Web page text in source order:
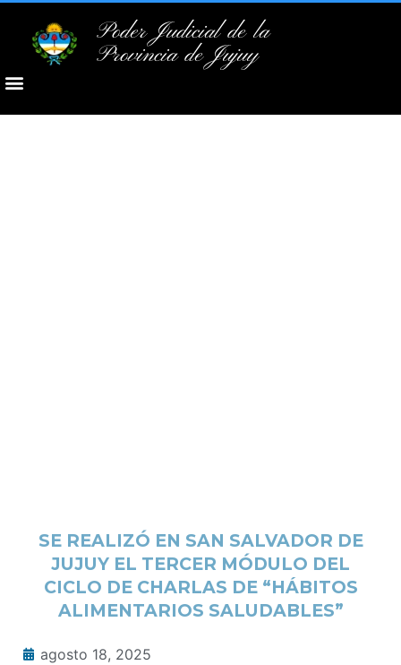
Poder Judicial de la
Provincia de Jujuy
SE REALIZÓ EN SAN SALVADOR DE
JUJUY EL TERCER MÓDULO DEL
CICLO DE CHARLAS DE “HÁBITOS
ALIMENTARIOS SALUDABLES”
agosto 18, 2025